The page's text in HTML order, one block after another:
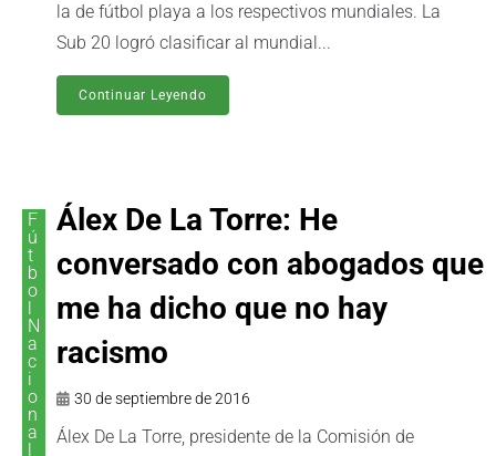
la de fútbol playa a los respectivos mundiales. La
Sub 20 logró clasificar al mundial...
Continuar Leyendo
F
ú
t
b
o
N
a
c
i
o
n
a
Álex De La Torre: He
conversado con abogados que
me ha dicho que no hay
racismo
30 de septiembre de 2016
Álex De La Torre, presidente de la Comisión de